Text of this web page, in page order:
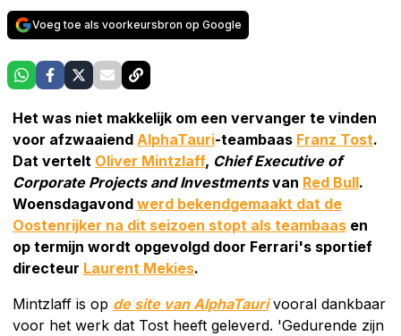
Voeg toe als voorkeursbron op Google
Het was niet makkelijk om een vervanger te vinden
voor afzwaaiend AlphaTauri-teambaas Franz Tost.
Dat vertelt Oliver Mintzlaff, Chief Executive of
Corporate Projects and Investmentsvan Red Bull.
Woensdagavond werd bekendgemaakt dat de
Oostenrijker na dit seizoen stopt als teambaas en
op termijn wordt opgevolgd door Ferrari's sportief
directeur Laurent Mekies.
Mintzlaff is op de site van AlphaTaurivooral dankbaar
voor het werk dat Tost heeft geleverd. 'Gedurende zijn